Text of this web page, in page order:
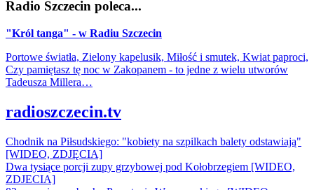
Radio Szczecin poleca...
"Król tanga" - w Radiu Szczecin
Portowe światła, Zielony kapelusik, Miłość i smutek, Kwiat paproci,
Czy pamiętasz tę noc w Zakopanem - to jedne z wielu utworów
Tadeusza Millera…
radioszczecin.tv
Chodnik na Piłsudskiego: "kobiety na szpilkach balety odstawiają"
[WIDEO, ZDJĘCIA]
Dwa tysiące porcji zupy grzybowej pod Kołobrzegiem [WIDEO,
ZDJECIA]